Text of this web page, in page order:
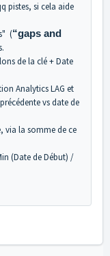
pistes, si cela aide
(“gaps and
de la clé + Date
Analytics LAG et
vs date de
via la somme de ce
(Date de Début) /